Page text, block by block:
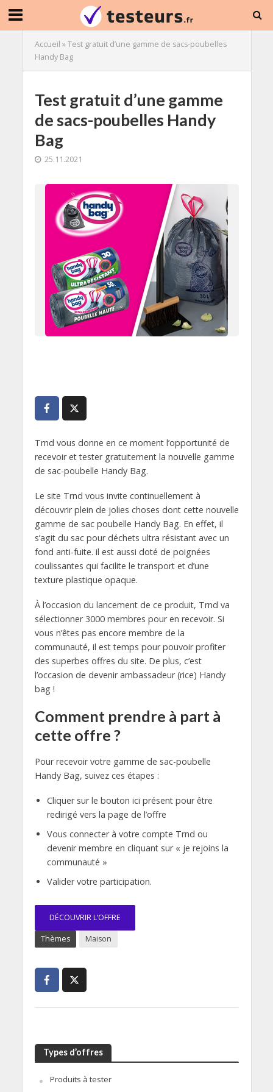
Accueil »Test gratuit d’une gamme de sacs-poubelles
Handy Bag
Test gratuit d’une gamme
de sacs-poubelles Handy
Bag
25.11.2021
Trnd vous donne en ce moment l’opportunité de
recevoir et tester gratuitement la nouvelle gamme
de sac-poubelle Handy Bag.
Le site Trnd vous invite continuellement à
découvrir plein de jolies choses dont cette nouvelle
gamme de sac poubelle Handy Bag. En effet, il
s’agit du sac pour déchets ultra résistant avec un
fond anti-fuite. il est aussi doté de poignées
coulissantes qui facilite le transport et d’une
texture plastique opaque.
À l’occasion du lancement de ce produit, Trnd va
sélectionner 3000 membres pour en recevoir. Si
vous n’êtes pas encore membre de la
communauté, il est temps pour pouvoir profiter
des superbes offres du site. De plus, c’est
l’occasion de devenir ambassadeur (rice) Handy
bag !
Comment prendre à part à
cette offre ?
Pour recevoir votre gamme de sac-poubelle
Handy Bag, suivez ces étapes :
Cliquer sur le bouton ici présent pour être
redirigé vers la page de l’offre
Vous connecter à votre compte Trnd ou
devenir membre en cliquant sur « je rejoins la
communauté »
Valider votre participation.
DÉCOUVRIR L’OFFRE
Thèmes Maison
Types d’offres
Produits à tester